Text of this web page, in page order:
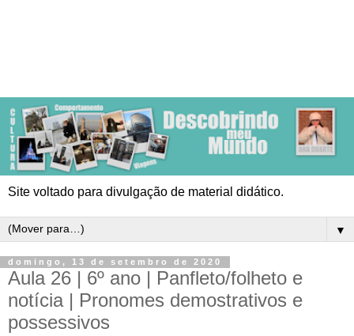
Site voltado para divulgação de material didático.
▼
domingo, 13 de setembro de 2020
Aula 26 | 6º ano | Panfleto/folheto e
notícia | Pronomes demostrativos e
possessivos